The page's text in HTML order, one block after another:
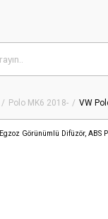
Polo MK6 2018- VW